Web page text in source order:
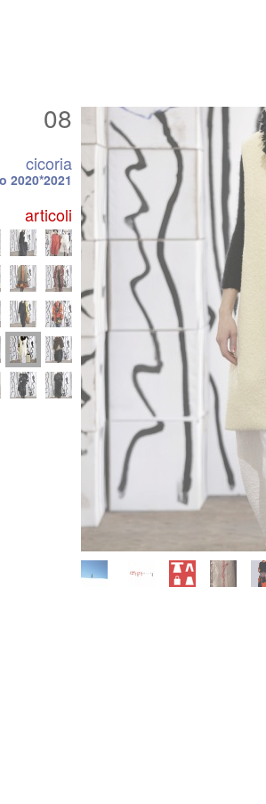
08
cicoria
2020*2021
articoli